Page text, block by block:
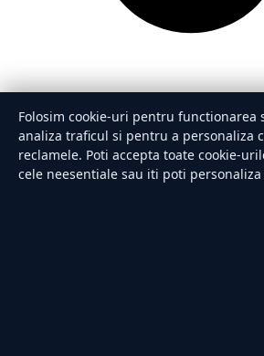
Folosim cookie-uri pentru functionarea
analiza traficul si pentru a personaliza
reclamele. Poti accepta toate cookie-
cele neesentiale sau iti poti